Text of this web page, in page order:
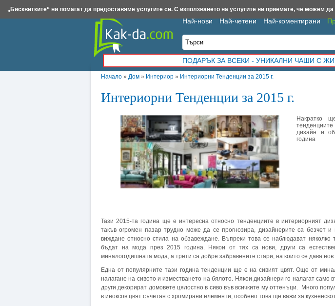
Начало » Дом » Интериор » Интериорни Тенденции за 2015 г.
Интериорни Тенденции за 2015 г.
Накратко
дизайн и
година
Тази 2015-та година ще е интересна относно тенденциите в интериорният
такъв огромен пазар трудно може да се прогнозира, дизайнерите са безчет и
виждане относно стила на обзавеждане. Въпреки това се наблюдават няколко
бъдат на мода през 2015 година. Някои от тях са нови, други са
миналогодишната мода, а трети са добре забравените стари, на които се дава нов
Една от популярните тази година тенденции ще е на сивият цвят. Още от
налагане на сивото и изместването на бялото. Някои дизайнери го налагат само
други декорират домовете цялостно в сиво във всичките му оттенъци. Много
в иноксов цвят съчетан с хромирани елементи, особено това ще важи за
Най-нови Най-четени Най-коментирани
ПОДАРЪК ЗА ВСЕКИ - УНИКАЛНИ ЧАШИ С
Insert.bg Framar.bg Kak-da.com Iztochnik.com BauBau.bg NewAge.bg
„Бисквитките“ ни помагат да предоставяме услугите си. С използването на услугите ни приемате, че можем да